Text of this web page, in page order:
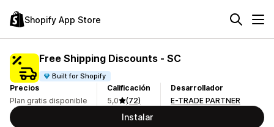
Shopify App Store
Free Shipping Discounts ‑ SC
Built for Shopify
Precios
Plan gratis disponible
Calificación
5,0
(72)
Desarrollador
E-TRADE PARTNER
Instalar